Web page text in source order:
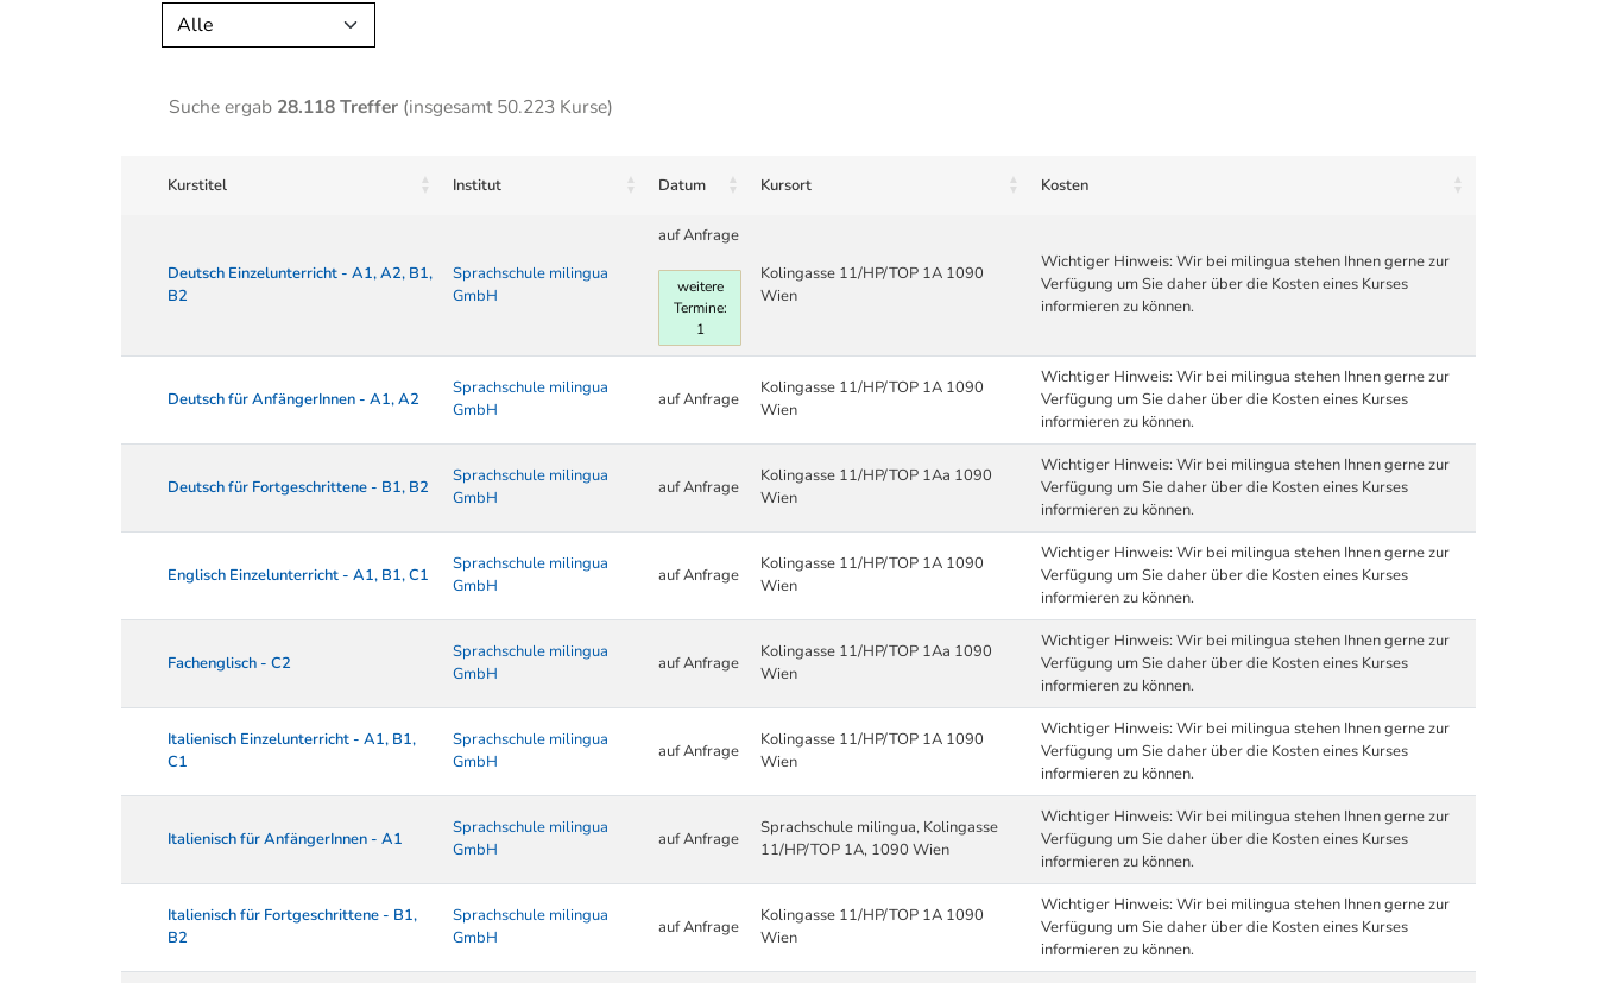
Alle
Suche ergab 28.118 Treffer (insgesamt 50.223 Kurse)
Kurstitel Institut Datum Kursort Kosten
Deutsch Einzelunterricht - A1, A2, B1,
B2
Sprachschule milingua
GmbH
auf Anfrage
weitere
Termine:
1
Kolingasse 11/HP/TOP 1A 1090
Wien
Wichtiger Hinweis: Wir bei milingua stehen Ihnen gerne zur
Verfügung um Sie daher über die Kosten eines Kurses
informieren zu können.
Deutsch für AnfängerInnen - A1, A2
Sprachschule milingua
GmbH
auf Anfrage
Kolingasse 11/HP/TOP 1A 1090
Wien
Wichtiger Hinweis: Wir bei milingua stehen Ihnen gerne zur
Verfügung um Sie daher über die Kosten eines Kurses
informieren zu können.
Deutsch für Fortgeschrittene - B1, B2
Sprachschule milingua
GmbH
auf Anfrage
Kolingasse 11/HP/TOP 1Aa 1090
Wien
Wichtiger Hinweis: Wir bei milingua stehen Ihnen gerne zur
Verfügung um Sie daher über die Kosten eines Kurses
informieren zu können.
Englisch Einzelunterricht - A1, B1, C1
Sprachschule milingua
GmbH
auf Anfrage
Kolingasse 11/HP/TOP 1A 1090
Wien
Wichtiger Hinweis: Wir bei milingua stehen Ihnen gerne zur
Verfügung um Sie daher über die Kosten eines Kurses
informieren zu können.
Fachenglisch - C2
Sprachschule milingua
GmbH
auf Anfrage
Kolingasse 11/HP/TOP 1Aa 1090
Wien
Wichtiger Hinweis: Wir bei milingua stehen Ihnen gerne zur
Verfügung um Sie daher über die Kosten eines Kurses
informieren zu können.
Italienisch Einzelunterricht - A1, B1,
C1
Sprachschule milingua
GmbH
auf Anfrage
Kolingasse 11/HP/TOP 1A 1090
Wien
Wichtiger Hinweis: Wir bei milingua stehen Ihnen gerne zur
Verfügung um Sie daher über die Kosten eines Kurses
informieren zu können.
Italienisch für AnfängerInnen - A1
Sprachschule milingua
GmbH
auf Anfrage
Sprachschule milingua, Kolingasse
11/HP/TOP 1A, 1090 Wien
Wichtiger Hinweis: Wir bei milingua stehen Ihnen gerne zur
Verfügung um Sie daher über die Kosten eines Kurses
informieren zu können.
Italienisch für Fortgeschrittene - B1,
B2
Sprachschule milingua
GmbH
auf Anfrage
Kolingasse 11/HP/TOP 1A 1090
Wien
Wichtiger Hinweis: Wir bei milingua stehen Ihnen gerne zur
Verfügung um Sie daher über die Kosten eines Kurses
informieren zu können.